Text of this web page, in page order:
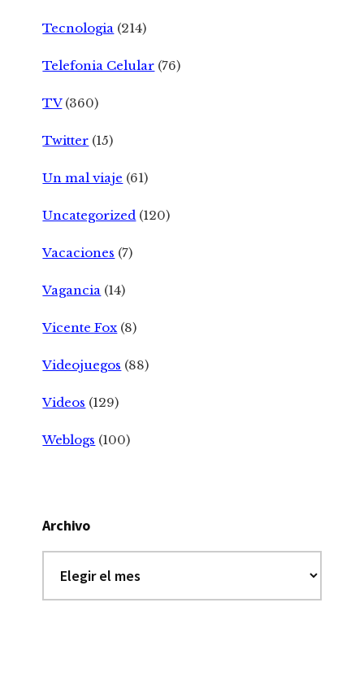
Tecnologia (214)
Telefonia Celular (76)
TV(360)
Twitter (15)
Un mal viaje (61)
Uncategorized (120)
Vacaciones (7)
Vagancia (14)
Vicente Fox (8)
Videojuegos (88)
Videos (129)
Weblogs (100)
Archivo